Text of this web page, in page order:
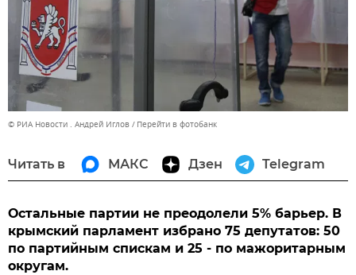
© РИА Новости . Андрей Иглов Перейти в фотобанк
Читать в МАКС Дзен Telegram
Остальные партии не преодолели 5% барьер. В
крымский парламент избрано 75 депутатов: 50
по партийным спискам и 25 - по мажоритарным
округам.